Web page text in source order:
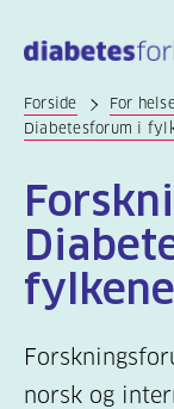
hovedinnhold
Forside For
Diabetesforum i
fylkene
norsk og